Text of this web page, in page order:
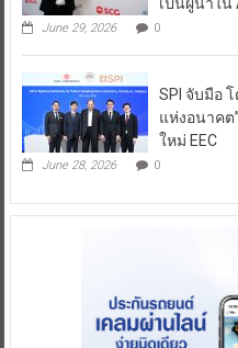
June 29, 2026 0
SPI จับมือ
แห่งอนาค
ใหม่ EEC
June 28, 2026 0